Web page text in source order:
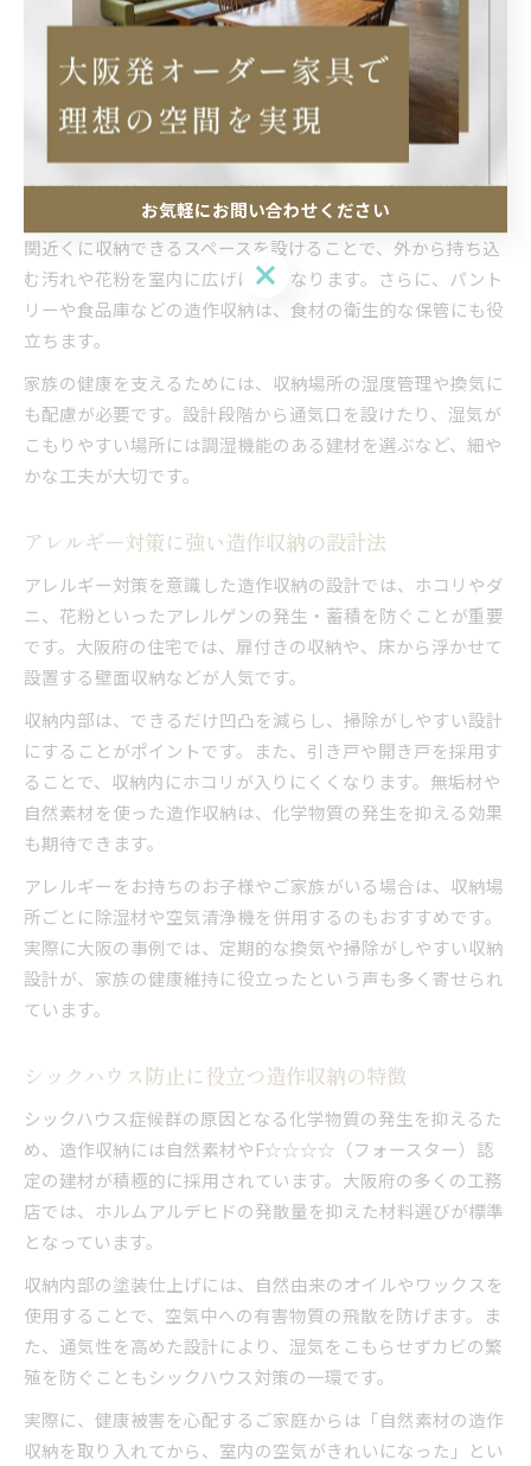
造作収納は、家族全員の健康を守る住環境づくりに直結して
います。収納が適切に設けられていると、室内に物が散乱し
にくくなり、掃除や換気がしやすくなります。これにより、
ダニやカビなどの発生リスクを減らし、室内空気の質を高め
大阪府の家づくりでは、家族の動線を意識した収納の配置が
重視されています。例えば、子どものランドセルや制服を玄
関近くに収納できるスペースを設けることで、外から持ち込
む汚れや花粉を室内に広げにくくなります。さらに、パント
リーや食品庫などの造作収納は、食材の衛生的な保管にも役
立ちます。
家族の健康を支えるためには、収納場所の湿度管理や換気に
も配慮が必要です。設計段階から通気口を設けたり、湿気が
こもりやすい場所には調湿機能のある建材を選ぶなど、細や
かな工夫が大切です。
アレルギー対策に強い造作収納の設計法
アレルギー対策を意識した造作収納の設計では、ホコリやダ
ニ、花粉といったアレルゲンの発生・蓄積を防ぐことが重要
です。大阪府の住宅では、扉付きの収納や、床から浮かせて
設置する壁面収納などが人気です。
収納内部は、できるだけ凹凸を減らし、掃除がしやすい設計
にすることがポイントです。また、引き戸や開き戸を採用す
ることで、収納内にホコリが入りにくくなります。無垢材や
自然素材を使った造作収納は、化学物質の発生を抑える効果
も期待できます。
アレルギーをお持ちのお子様やご家族がいる場合は、収納場
所ごとに除湿材や空気清浄機を併用するのもおすすめです。
実際に大阪の事例では、定期的な換気や掃除がしやすい収納
設計が、家族の健康維持に役立ったという声も多く寄せられ
ています。
シックハウス防止に役立つ造作収納の特徴
シックハウス症候群の原因となる化学物質の発生を抑えるた
め、造作収納には自然素材やF☆☆☆☆（フォースター）認
定の建材が積極的に採用されています。大阪府の多くの工務
店では、ホルムアルデヒドの発散量を抑えた材料選びが標準
となっています。
収納内部の塗装仕上げには、自然由来のオイルやワックスを
使用することで、空気中への有害物質の飛散を防げます。ま
た、通気性を高めた設計により、湿気をこもらせずカビの繁
殖を防ぐこともシックハウス対策の一環です。
実際に、健康被害を心配するご家庭からは「自然素材の造作
収納を取り入れてから、室内の空気がきれいになった」とい
お気軽にお問い合わせください
お気軽にお問い合わせください